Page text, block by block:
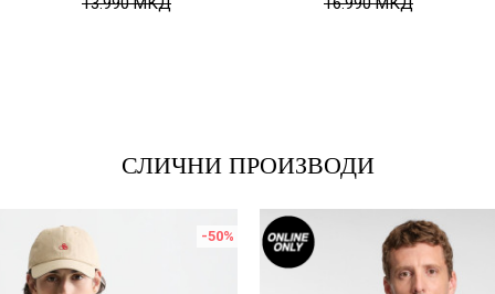
СЛИЧНИ ПРОИЗВОДИ
-50%